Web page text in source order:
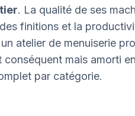
. La qualité de ses
finitions et la
atelier de menuiserie
conséquent mais amorti
par catégorie.